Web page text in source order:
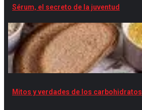
Sérum, el secreto de la juventud
Mitos y verdades de los carbohidratos